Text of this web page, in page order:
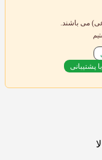
می باشند.
پشتیبانی